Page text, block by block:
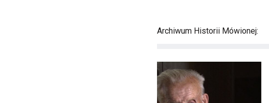
Archiwum Historii Mówionej: